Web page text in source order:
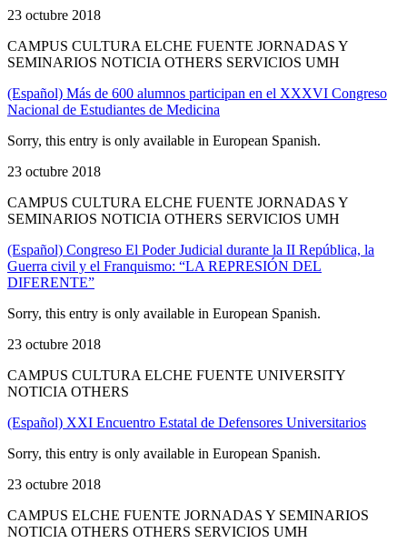
23 octubre 2018
CAMPUS CULTURA ELCHE FUENTE JORNADAS Y
SEMINARIOS NOTICIA OTHERS SERVICIOS UMH
(Español) Más de 600 alumnos participan en el XXXVI Congreso
Nacional de Estudiantes de Medicina
Sorry, this entry is only available in European Spanish.
23 octubre 2018
CAMPUS CULTURA ELCHE FUENTE JORNADAS Y
SEMINARIOS NOTICIA OTHERS SERVICIOS UMH
(Español) Congreso El Poder Judicial durante la II República, la
Guerra civil y el Franquismo: “LA REPRESIÓN DEL
DIFERENTE”
Sorry, this entry is only available in European Spanish.
23 octubre 2018
CAMPUS CULTURA ELCHE FUENTE UNIVERSITY
NOTICIA OTHERS
(Español) XXI Encuentro Estatal de Defensores Universitarios
Sorry, this entry is only available in European Spanish.
23 octubre 2018
CAMPUS ELCHE FUENTE JORNADAS Y SEMINARIOS
NOTICIA OTHERS OTHERS SERVICIOS UMH